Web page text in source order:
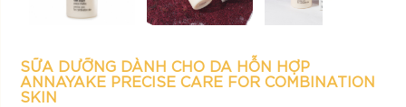
SỮA DƯỠNG DÀNH CHO DA HỖN HỢP
ANNAYAKE PRECISE CARE FOR COMBINATION
SKIN